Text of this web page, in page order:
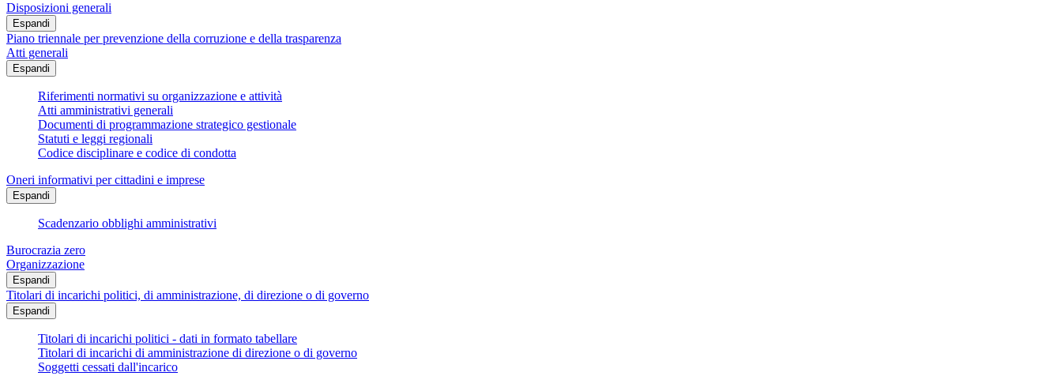
Disposizioni generali
Espandi
Piano triennale per prevenzione della corruzione e della trasparenza
Atti generali
Espandi
Riferimenti normativi su organizzazione e attività
Atti amministrativi generali
Documenti di programmazione strategico gestionale
Statuti e leggi regionali
Codice disciplinare e codice di condotta
Oneri informativi per cittadini e imprese
Espandi
Scadenzario obblighi amministrativi
Burocrazia zero
Organizzazione
Espandi
Titolari di incarichi politici, di amministrazione, di direzione o di governo
Espandi
Titolari di incarichi politici - dati in formato tabellare
Titolari di incarichi di amministrazione di direzione o di governo
Soggetti cessati dall'incarico